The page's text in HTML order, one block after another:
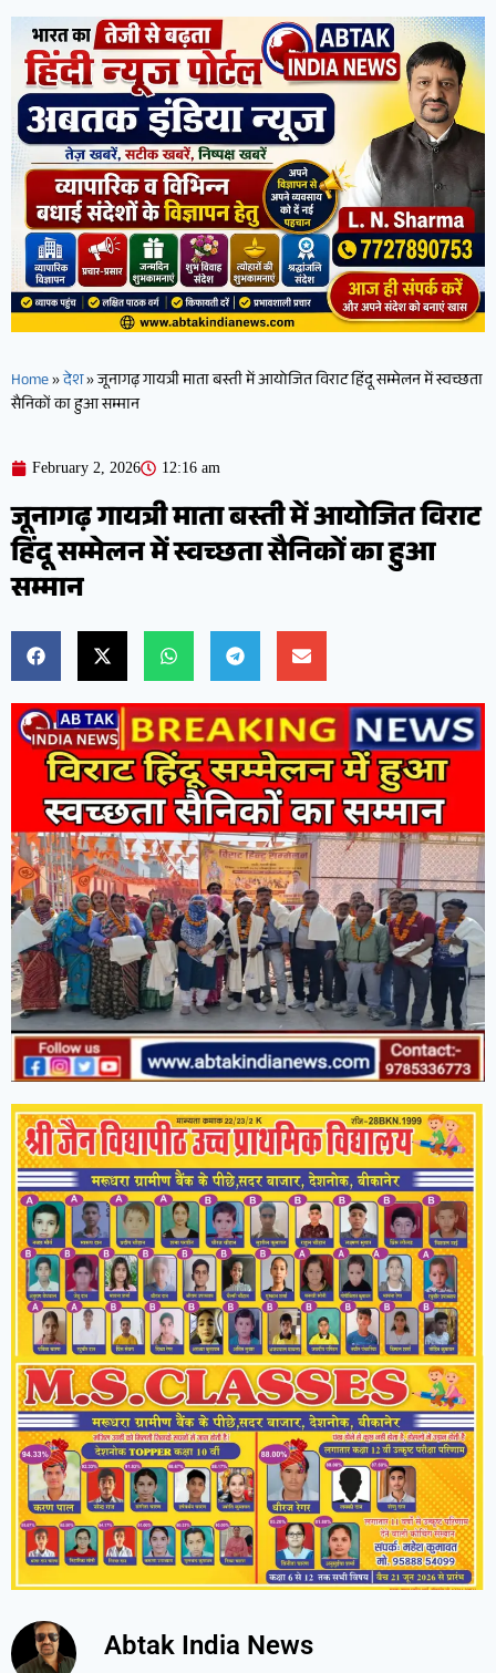
Home»देश»जूनागढ़ गायत्री माता बस्ती में आयोजित विराट हिंदू सम्मेलन में स्वच्छता
सैनिकों का हुआ सम्मान
February 2, 2026 12:16 am
जूनागढ़ गायत्री माता बस्ती में आयोजित विराट
हिंदू सम्मेलन में स्वच्छता सैनिकों का हुआ
सम्मान
Abtak India News